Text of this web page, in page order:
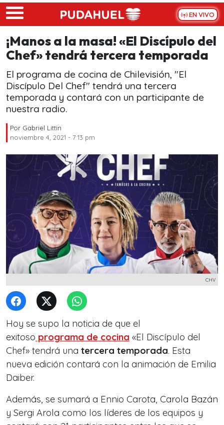
Skip to main content
EN VIVO
¡Manos a la masa! «El Discípulo del
Chef» tendrá tercera temporada
El programa de cocina de Chilevisión, "El
Discípulo Del Chef" tendrá una tercera
temporada y contará con un participante de
nuestra radio.
Por Gabriel Littin
noviembre 4, 2021 - 7:13 pm
CHV
Hoy se supo la noticia de que el
exitoso programa de cocina «El Discípulo del
Chef» tendrá una tercera temporada. Esta
nueva edición contará con la animación de Emilia
Daiber.
Además, se sumará a Ennio Carota, Carola Bazán
y Sergi Arola como los líderes de los equipos y